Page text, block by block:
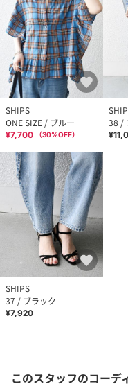
SHIPS
ONE SIZE / ブルー
¥7,700 （30%OFF）
38 /
SHIPS
37 / ブラック
¥7,920
このスタッフのコーデ